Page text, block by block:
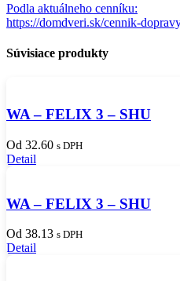
Podla aktuálneho cenníku:
https://domdveri.sk/cennik-
Súvisiace produkty
WA – FELIX 3 – SHU
Od 32.60 s DPH
Detail
WA – FELIX 3 – SHU
Od 38.13 s DPH
Detail